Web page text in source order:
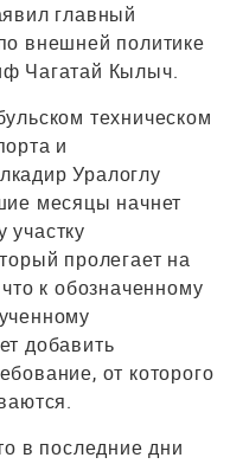
главный
внешней политике
Чагатай Кылыч.
техническом
и
Уралоглу
месяцы начнет
участку
пролегает на
к обозначенному
добавить
от которого
в последние дни